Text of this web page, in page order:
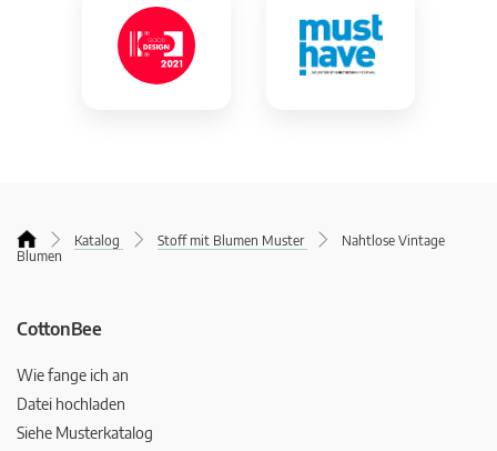
Katalog Stoff mit Blumen Muster
Nahtlose Vintage
Blumen
CottonBee
Wie fange ich an
Datei hochladen
Siehe Musterkatalog